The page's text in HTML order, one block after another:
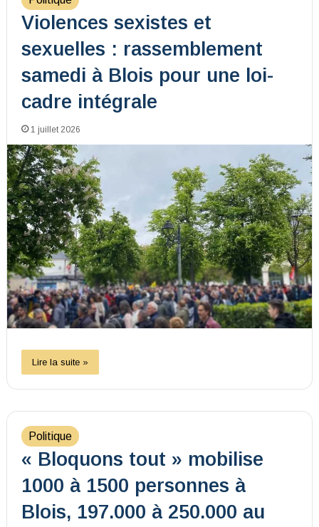
Violences sexistes et
sexuelles : rassemblement
samedi à Blois pour une loi-
cadre intégrale
1 juillet 2026
Lire la suite »
Politique
« Bloquons tout » mobilise
1000 à 1500 personnes à
Blois, 197.000 à 250.000 au